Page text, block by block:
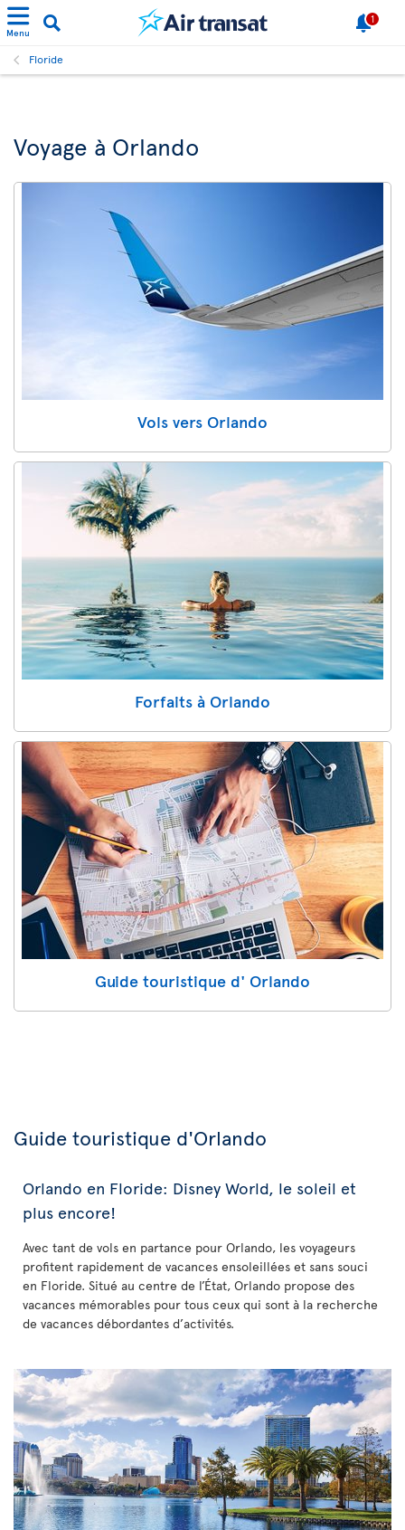
Menu
1
Floride
Voyage à Orlando
Vols vers Orlando
Forfaits à Orlando
Guide touristique d' Orlando
Guide touristique d'Orlando
Orlando en Floride: Disney World, le soleil et
plus encore!
Avec tant de vols en partance pour Orlando, les voyageurs
profitent rapidement de vacances ensoleillées et sans souci
en Floride. Situé au centre de l’État, Orlando propose des
vacances mémorables pour tous ceux qui sont à la recherche
de vacances débordantes d’activités.